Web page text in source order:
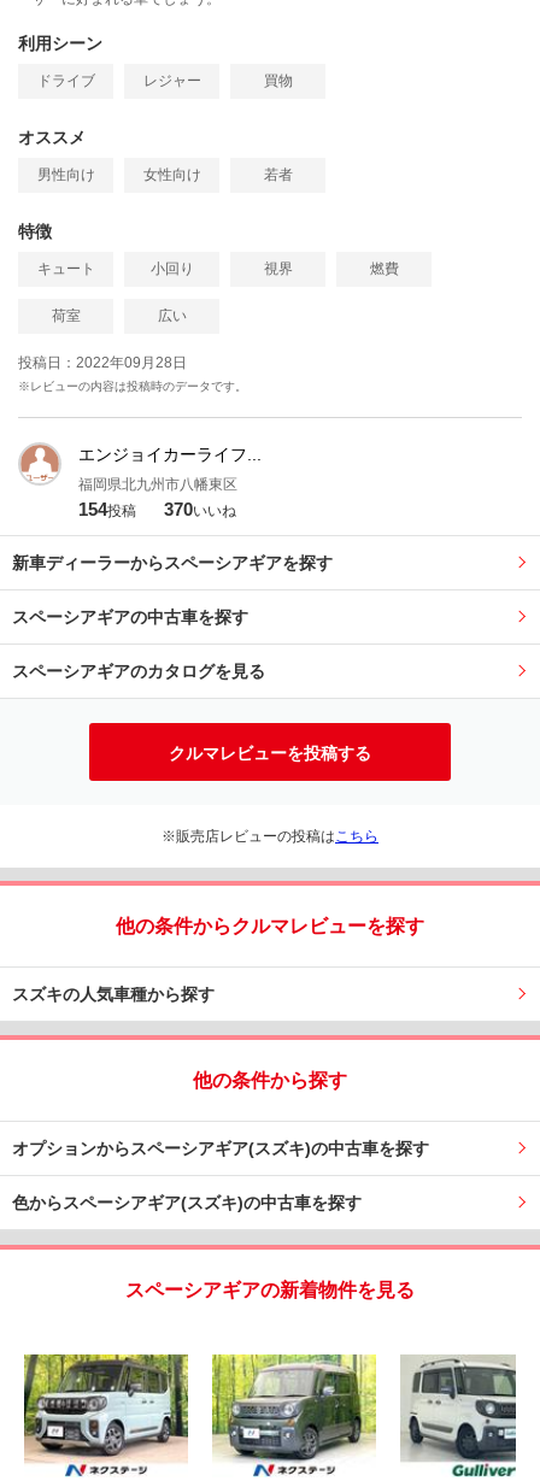
利用シーン
ドライブ レジャー 買物
オススメ
男性向け 女性向け 若者
特徴
キュート 小回り 視界 燃費
荷室 広い
投稿日：2022年09月28日
※レビューの内容は投稿時のデータです。
エンジョイカーライフ...
福岡県北九州市八幡東区
154投稿 370いいね
新車ディーラーからスペーシアギアを探す
スペーシアギアの中古車を探す
スペーシアギアのカタログを見る
クルマレビューを投稿する
※販売店レビューの投稿は こちら
他の条件からクルマレビューを探す
スズキの人気車種から探す
他の条件から探す
オプションからスペーシアギア(スズキ)の中古車を探す
色からスペーシアギア(スズキ)の中古車を探す
スペーシアギアの新着物件を見る